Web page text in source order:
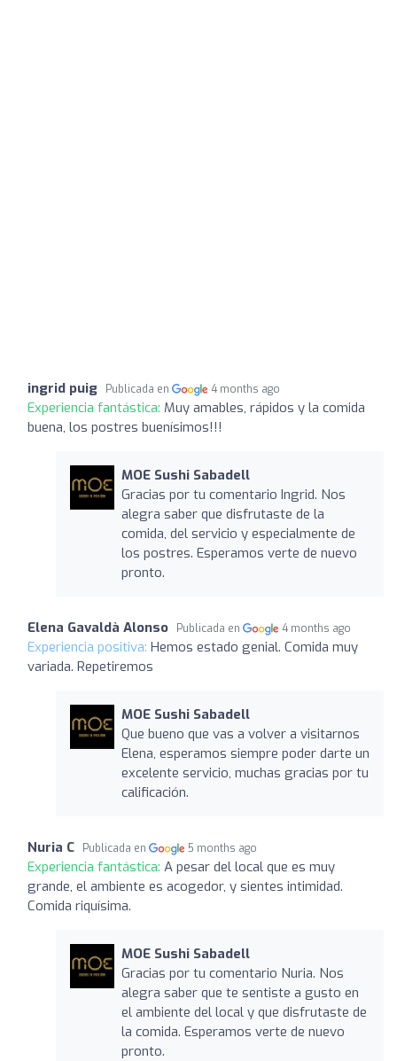
ingrid puig Publicada en 4 months ago
Experiencia fantástica: Muy amables, rápidos y la comida
buena, los postres buenísimos!!!
MOE Sushi Sabadell
Gracias por tu comentario Ingrid. Nos
alegra saber que disfrutaste de la
comida, del servicio y especialmente de
los postres. Esperamos verte de nuevo
pronto.
Elena Gavaldà Alonso Publicada en 4 months ago
Experiencia positiva: Hemos estado genial. Comida muy
variada. Repetiremos
MOE Sushi Sabadell
Que bueno que vas a volver a visitarnos
Elena, esperamos siempre poder darte un
excelente servicio, muchas gracias por tu
calificación.
Nuria C Publicada en 5 months ago
Experiencia fantástica: A pesar del local que es muy
grande, el ambiente es acogedor, y sientes intimidad.
Comida riquísima.
MOE Sushi Sabadell
Gracias por tu comentario Nuria. Nos
alegra saber que te sentiste a gusto en
el ambiente del local y que disfrutaste de
la comida. Esperamos verte de nuevo
pronto.